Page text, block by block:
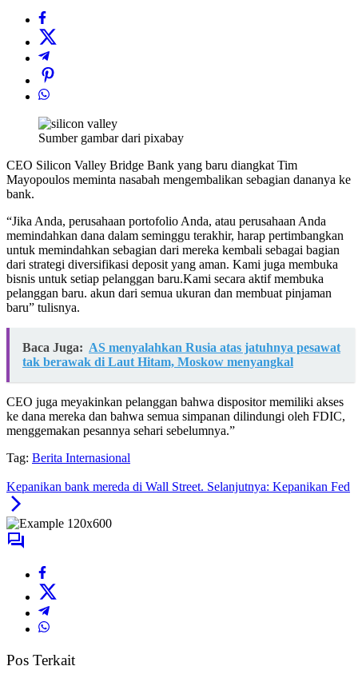
Sumber gambar dari pixabay
CEO Silicon Valley Bridge Bank yang baru diangkat Tim
Mayopoulos meminta nasabah mengembalikan sebagian dananya ke
bank.
“Jika Anda, perusahaan portofolio Anda, atau perusahaan Anda
memindahkan dana dalam seminggu terakhir, harap pertimbangkan
untuk memindahkan sebagian dari mereka kembali sebagai bagian
dari strategi diversifikasi deposit yang aman. Kami juga membuka
bisnis untuk setiap pelanggan baru.Kami secara aktif membuka
pelanggan baru. akun dari semua ukuran dan membuat pinjaman
baru” tulisnya.
Baca Juga: AS menyalahkan Rusia atas jatuhnya pesawat
tak berawak di Laut Hitam, Moskow menyangkal
CEO juga meyakinkan pelanggan bahwa dispositor memiliki akses
ke dana mereka dan bahwa semua simpanan dilindungi oleh FDIC,
menggemakan pesannya sehari sebelumnya.”
Tag: Berita Internasional
Kepanikan bank mereda di Wall Street. Selanjutnya: Kepanikan Fed
Pos Terkait